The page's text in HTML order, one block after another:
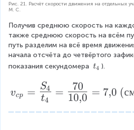
Рис. 21. Расчёт скорости движения на отдельных
М. С.
Получив среднюю скорость на
также среднюю скорость на всём
путь разделим на всё время
начала отсчёта до четвёртого
показания секундомера t
t4 ).
v
_
{
vcp = t4
S4 = 10,0
70 = 7,0 (